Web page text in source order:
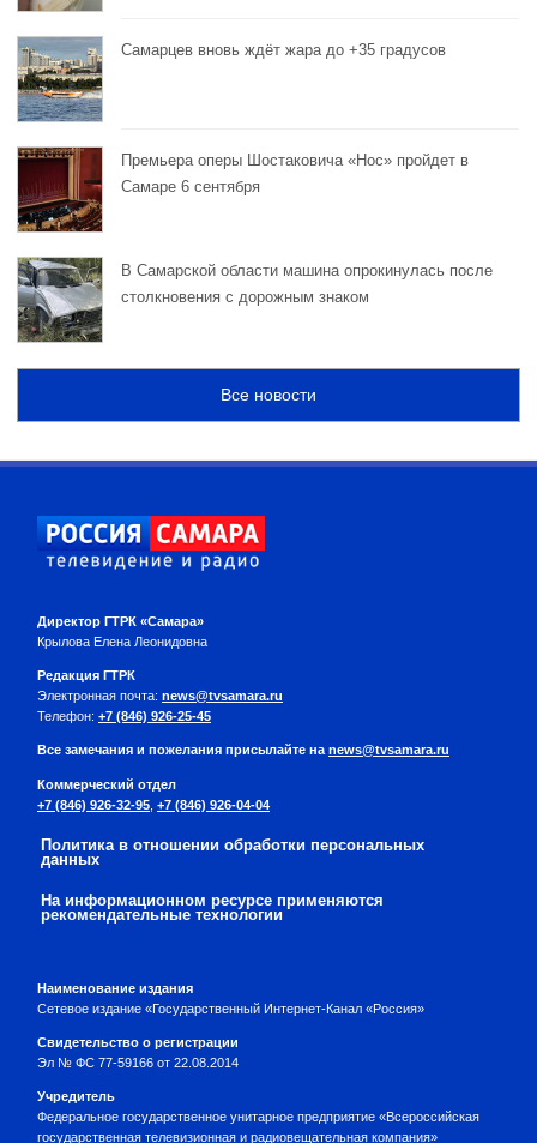
Самарцев вновь ждёт жара до +35 градусов
Премьера оперы Шостаковича «Нос» пройдет в
Самаре 6 сентября
В Самарской области машина опрокинулась после
столкновения с дорожным знаком
Все новости
Директор ГТРК «Самара»
Крылова Елена Леонидовна
Редакция ГТРК
Электронная почта: news@tvsamara.ru
Телефон: +7 (846) 926-25-45
Все замечания и пожелания присылайте наnews@tvsamara.ru
Коммерческий отдел
+7 (846) 926-32-95 +7 (846) 926-04-04
Политика в отношении обработки персональных
данных
На информационном ресурсе применяются
рекомендательные технологии
Наименование издания
Сетевое издание «Государственный Интернет-Канал «Россия»
Свидетельство о регистрации
Эл № ФС 77-59166 от 22.08.2014
Учредитель
Федеральное государственное унитарное предприятие «Всероссийская
государственная телевизионная и радиовещательная компания»